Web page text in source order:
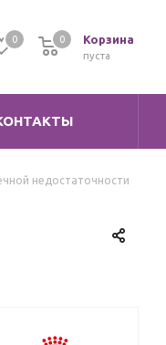
0 Корзина
0
пуста
0
недостаточности